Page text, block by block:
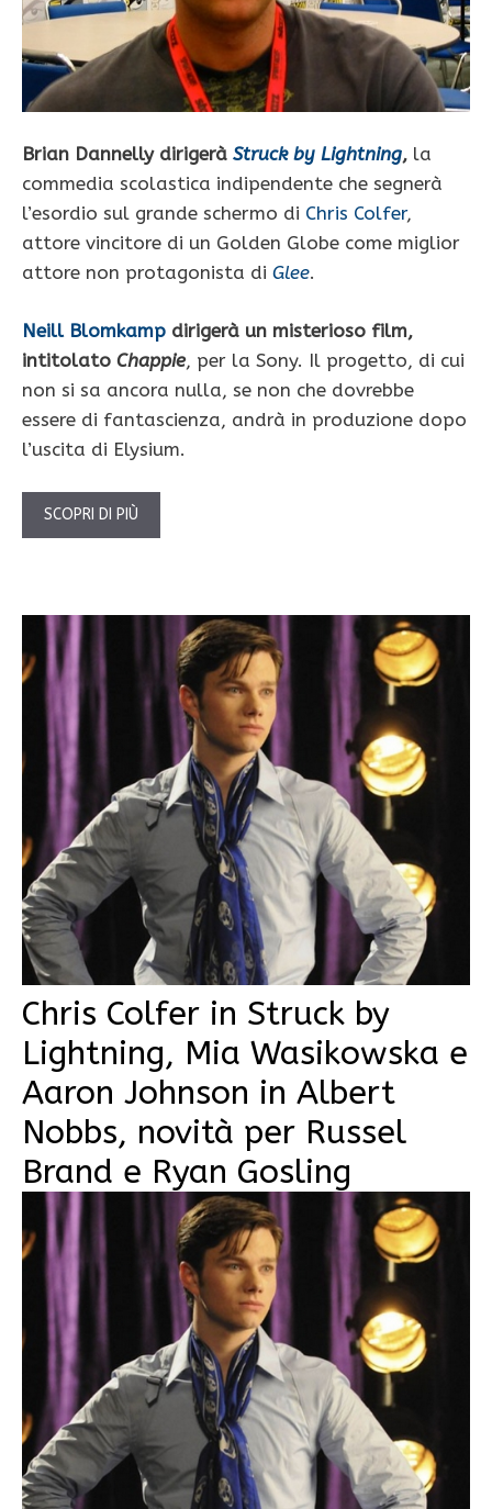
Brian Dannelly dirigerà Struck by Lightning, la
commedia scolastica indipendente che segnerà
l’esordio sul grande schermo di Chris Colfer,
attore vincitore di un Golden Globe come miglior
attore non protagonista di Glee.
Neill Blomkamp dirigerà un misterioso film,
intitolato Chappie, per la Sony. Il progetto, di cui
non si sa ancora nulla, se non che dovrebbe
essere di fantascienza, andrà in produzione dopo
l’uscita di Elysium.
SCOPRI DI PIÙ
Chris Colfer in Struck by
Lightning, Mia Wasikowska e
Aaron Johnson in Albert
Nobbs, novità per Russel
Brand e Ryan Gosling